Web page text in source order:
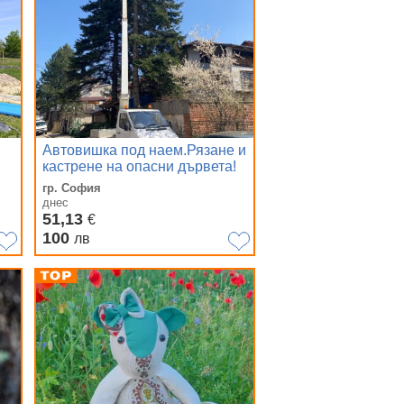
Автовишка под наем.Рязане и
кастрене на опасни дървета!
гр. София
днес
51,13 €
100 лв